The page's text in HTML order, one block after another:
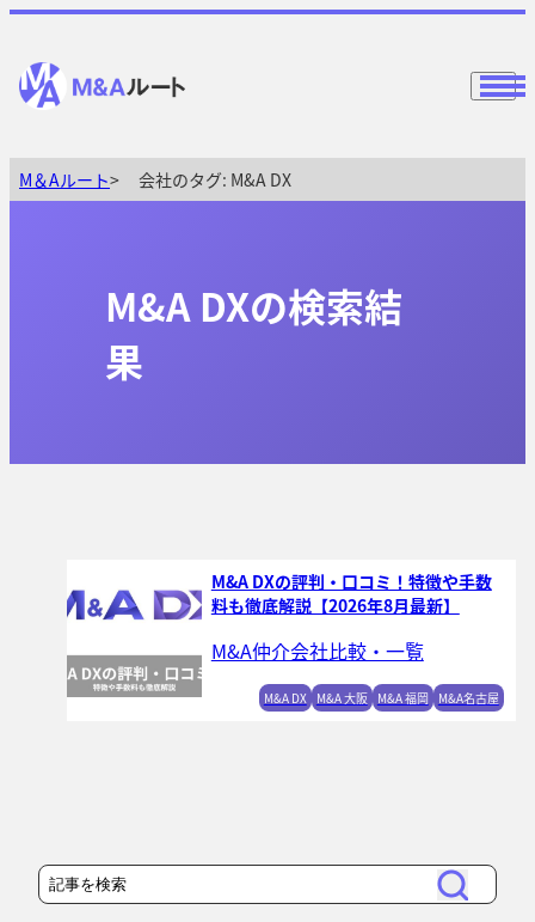
M＆Aルート 会社のタグ: M&A DX
M&A DXの検索結
果
M&A DXの評判・口コミ！特徴や手数
料も徹底解説【2026年8月最新】
M&A仲介会社比較・一覧
M&A DX M&A 大阪 M&A 福岡 M&A名古屋
検
索
検
索